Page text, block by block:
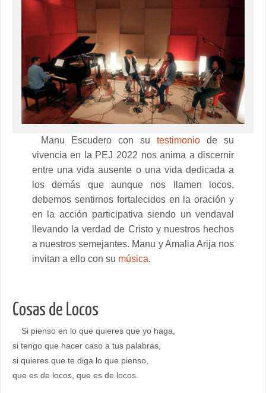
Manu Escudero con sutestimonio de su
vivencia en la PEJ 2022 nos anima a discernir
entre una vida ausente o una vida dedicada a
los demás que aunque nos llamen locos,
debemos sentirnos fortalecidos en la oración y
en la acción participativa siendo un vendaval
llevando la verdad de Cristo y nuestros hechos
a nuestros semejantes. Manu y Amalia Arija nos
invitan a ello con su música.
Cosas de Locos
Si pienso en lo que quieres que yo haga,
si tengo que hacer caso a tus palabras,
si quieres que te diga lo que pienso,
que es de locos, que es de locos.